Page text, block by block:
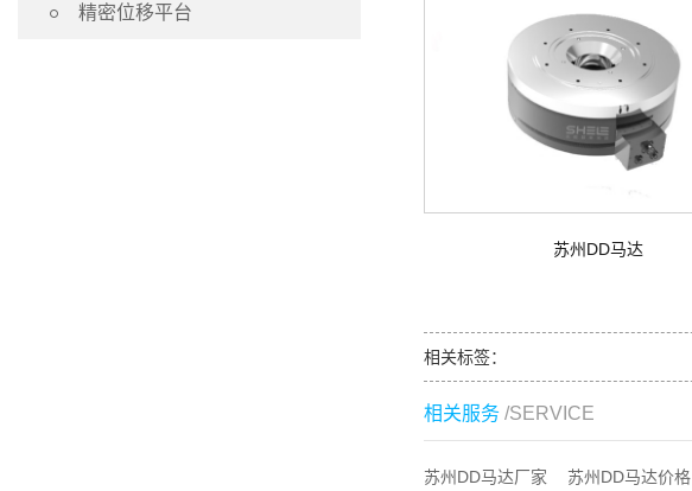
 精密位移平台
苏州DD马达
相关标签：
相关服务 /SERVICE
苏州DD马达厂家 苏州DD马达价格